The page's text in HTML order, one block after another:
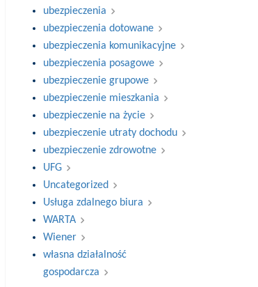
ubezpieczenia
ubezpieczenia dotowane
ubezpieczenia komunikacyjne
ubezpieczenia posagowe
ubezpieczenie grupowe
ubezpieczenie mieszkania
ubezpieczenie na życie
ubezpieczenie utraty dochodu
ubezpieczenie zdrowotne
UFG
Uncategorized
Usługa zdalnego biura
WARTA
Wiener
własna działalność
gospodarcza